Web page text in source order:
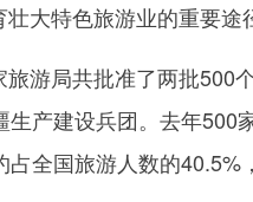
大特色旅游业的重要途
局共批准了两批500
生产建设兵团。去年500
占全国旅游人数的